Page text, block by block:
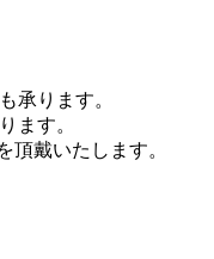
承ります。
ます。
頂戴いたします。